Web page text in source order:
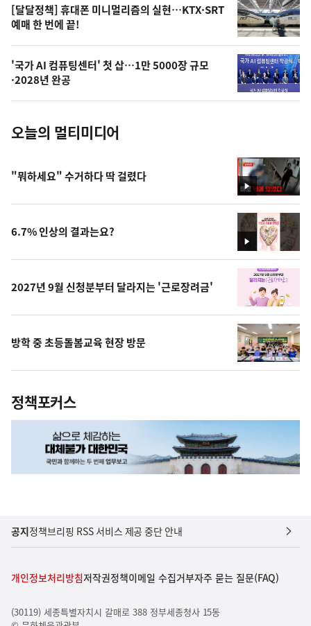
오
늘
의
사
진
[달달정책] 휴대폰 미니멀리즘의 실현…KTX·SRT
예매 한 번에 끝!
'국가 AI 컴퓨팅센터' 첫 삽…1만 5000장 규모
·2028년 완공
오늘의 멀티미디어
영
상
"뭐하세요" 수거하다 딱 걸렸다
영
상
6.7% 인상의 결과는요?
2027년 9월 신청분부터 달라지는 '근로장려금'
방학 중 초등돌봄교육 현장 방문
정책포커스
공지정책브리핑 RSS 서비스 제공 중단 안내
개인정보처리방침저작권정책이메일 수집거부자주 묻는 질문(FAQ)
(30119) 세종특별자치시 갈매로 388 정부세종청사 15동